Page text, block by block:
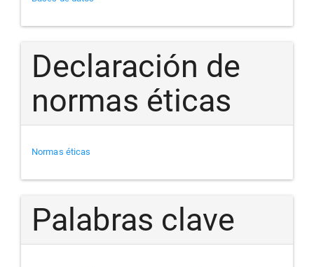
Declaración de
normas éticas
Normas éticas
Palabras clave